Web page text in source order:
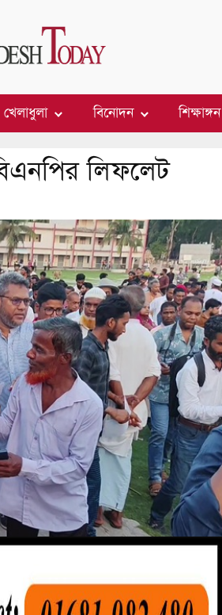
খেলাধুলা বিনোদন শিক্ষাঙ্গন
লিফলেট